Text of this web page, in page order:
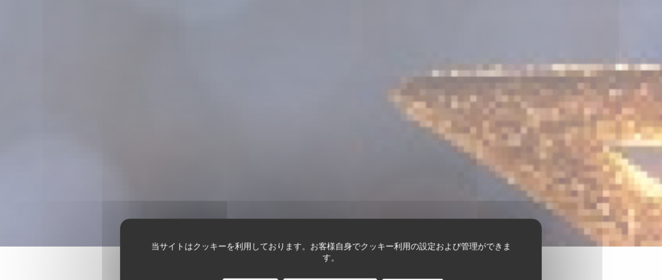
当サイトはクッキーを利用しております。お客様自身でクッキー利用の設定および管理ができま
す。